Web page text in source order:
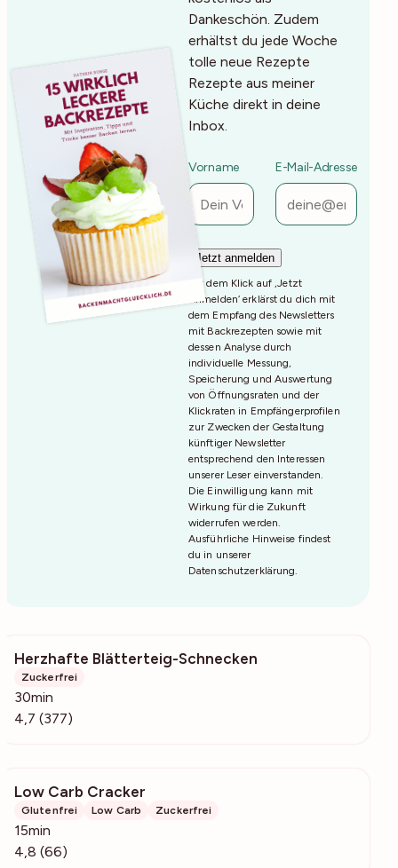
Dankeschön. Zudem
erhältst du jede Woche
tolle neue Rezepte
Rezepte aus meiner
Küche direkt in deine
Inbox.
Vorname E-Mail-Adresse
Mit dem Klick auf ‚Jetzt
Anmelden‘ erklärst du dich mit
dem Empfang des Newsletters
mit Backrezepten sowie mit
dessen Analyse durch
individuelle Messung,
Speicherung und Auswertung
von Öffnungsraten und der
Klickraten in Empfängerprofilen
zur Zwecken der Gestaltung
künftiger Newsletter
entsprechend den Interessen
unserer Leser einverstanden.
Die Einwilligung kann mit
Wirkung für die Zukunft
widerrufen werden.
Ausführliche Hinweise findest
du in unserer
Datenschutzerklärung.
Herzhafte Blätterteig-Schnecken
Zuckerfrei
30min
4,7 (377)
Low Carb Cracker
Glutenfrei Low Carb Zuckerfrei
15min
4,8 (66)